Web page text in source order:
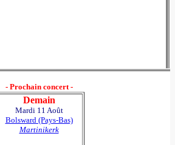
- Prochain concert -
Demain
Mardi 11 Août
Bolsward (Pays-Bas)
Martinikerk